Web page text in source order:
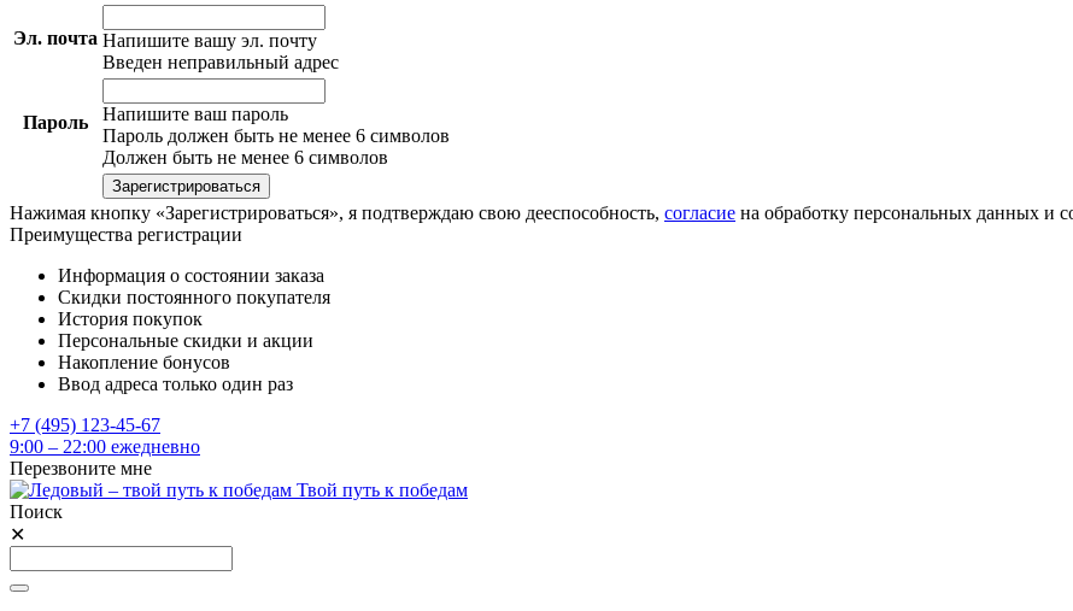
Эл. почта Напишите вашу эл. почту
Введен неправильный адрес
Пароль
Напишите ваш пароль
Пароль должен быть не менее 6 символов
Должен быть не менее 6 символов
Нажимая кнопку «Зарегистрироваться», я подтверждаю свою дееспособность, согласие на обработку персональных данных и
Преимущества регистрации
Информация о состоянии заказа
Скидки постоянного покупателя
История покупок
Персональные скидки и акции
Накопление бонусов
Ввод адреса только один раз
+7 (495) 123-45-67
9:00 – 22:00 ежедневно
Перезвоните мне
Твой путь к победам
Поиск
✕